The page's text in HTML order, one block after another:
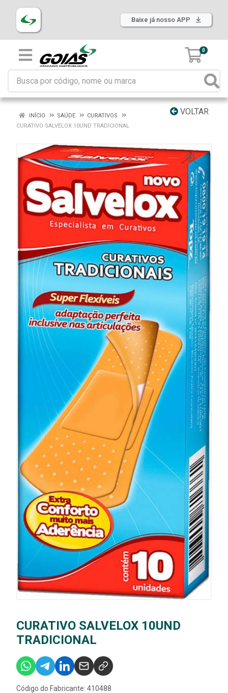
Baixe já nosso APP
0
VOLTAR
INÍCIO SAÚDE
CURATIVOS
CURATIVO SALVELOX 10UND TRADICIONAL
CURATIVO SALVELOX 10UND
TRADICIONAL
Código do Fabricante: 410488